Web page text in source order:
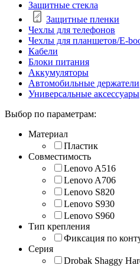
Защитные стекла
Защитные пленки
Чехлы для телефонов
Чехлы для планшетов/E-
Кабели
Блоки питания
Аккумуляторы
Автомобильные держатели
Универсальные аксессуары
Выбор по параметрам:
Материал
Пластик
Совместимость
Lenovo A516
Lenovo A706
Lenovo S820
Lenovo S930
Lenovo S960
Тип крепления
Фиксация по
Серия
Drobak Shaggy